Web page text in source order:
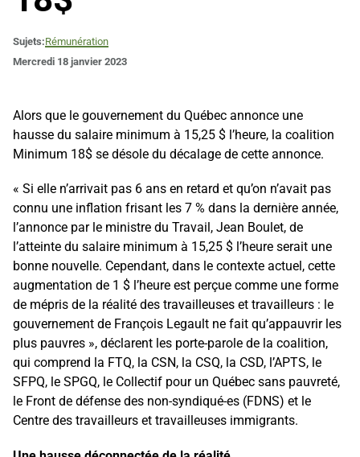
Sujets:Rémunération
Mercredi 18 janvier 2023
Alors que le gouvernement du Québec annonce une
hausse du salaire minimum à 15,25 $ l’heure, la coalition
Minimum 18$ se désole du décalage de cette annonce.
« Si elle n’arrivait pas 6 ans en retard et qu’on n’avait pas
connu une inflation frisant les 7 % dans la dernière année,
l’annonce par le ministre du Travail, Jean Boulet, de
l’atteinte du salaire minimum à 15,25 $ l’heure serait une
bonne nouvelle. Cependant, dans le contexte actuel, cette
augmentation de 1 $ l’heure est perçue comme une forme
de mépris de la réalité des travailleuses et travailleurs : le
gouvernement de François Legault ne fait qu’appauvrir les
plus pauvres », déclarent les porte-parole de la coalition,
qui comprend la FTQ, la CSN, la CSQ, la CSD, l’APTS, le
SFPQ, le SPGQ, le Collectif pour un Québec sans pauvreté,
le Front de défense des non-syndiqué-es (FDNS) et le
Centre des travailleurs et travailleuses immigrants.